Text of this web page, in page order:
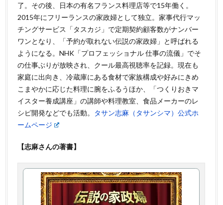
了。その後、日本の有名フランス料理店等で15年働く。
2015年にフリーランスの家政婦として独立。家事代行マッ
チングサービス「タスカジ」で定期契約顧客数がナンバー
ワンとなり、「予約が取れない伝説の家政婦」と呼ばれる
ようになる。NHK「プロフェッショナル 仕事の流儀」でそ
の仕事ぶりが放映され、クール最高視聴率を記録。現在も
家庭に出向き、冷蔵庫にある食材で家族構成や好みにきめ
こまやかに応じた料理に腕をふるうほか、「つくりおきマ
イスター養成講座」の講師や料理教室、食品メーカーのレ
シピ開発などでも活動。
タサン志麻（タサンシマ）公式ホ
ームページ
【志麻さんの著書】